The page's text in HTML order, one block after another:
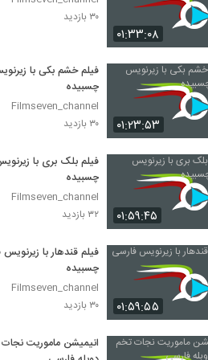
۰۱:۳۳:۰۸
۳۰ بازدید
۰۱:۲۳:۵۳
فیلم خشم بکی با
چسبیده
Filmseven_channel
۳۰ بازدید
۰۱:۵۹:۴۵
فیلم بلک بری با
چسبیده
Filmseven_channel
۳۲ بازدید
۰۱:۵۹:۵۵
فیلم قندهار با
چسبیده
Filmseven_channel
۳۰ بازدید
انیمیشن ماموریت